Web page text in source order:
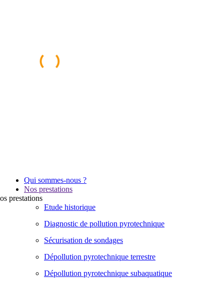
Qui sommes-nous ?
Nos prestations
prestations
Etude historique
Diagnostic de pollution pyrotechnique
Sécurisation de sondages
Dépollution pyrotechnique terrestre
Dépollution pyrotechnique subaquatique